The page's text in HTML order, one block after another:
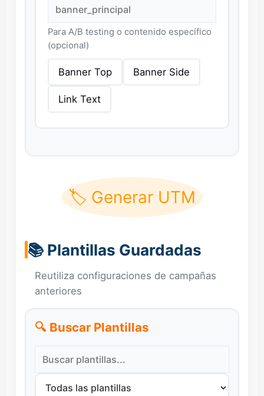
Para A/B testing o contenido específico
(opcional)
Banner Top Banner Side
Link Text
🏷️ Generar UTM
📚 Plantillas Guardadas
Reutiliza configuraciones de campañas
anteriores
🔍 Buscar Plantillas